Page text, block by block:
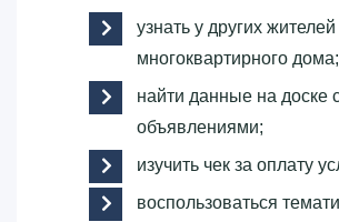
узнать у других жителей
многоквартирного дома;
найти данные на доске
объявлениями;
изучить чек за оплату
воспользоваться